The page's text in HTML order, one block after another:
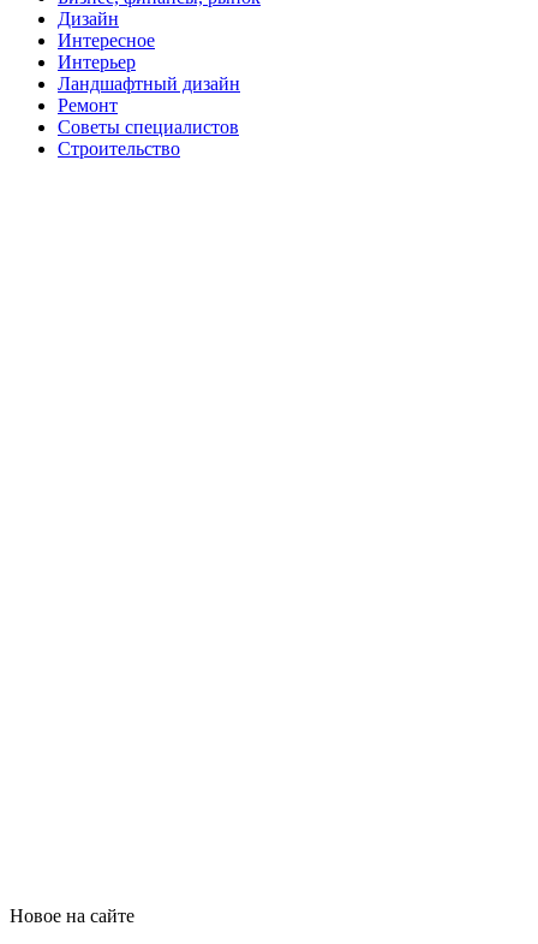
Дизайн
Интересное
Интерьер
Ландшафтный дизайн
Ремонт
Советы специалистов
Строительство
Новое на сайте